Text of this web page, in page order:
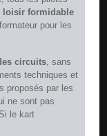
loisir formidable
formateur pour les
circuits, sans
techniques et
proposés par les
ne sont pas
le kart